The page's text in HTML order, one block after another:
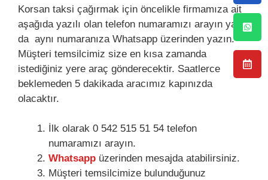
Korsan taksi çağırmak için öncelikle firmamıza ait
aşağıda yazılı olan telefon numaramızı arayın ya
da aynı numaranıza Whatsapp üzerinden yazın.
Müşteri temsilcimiz size en kısa zamanda
istediğiniz yere araç gönderecektir. Saatlerce
beklemeden 5 dakikada aracımız kapınızda
olacaktır.
İlk olarak 0 542 515 51 54 telefon
numaramızı arayın.
Whatsapp üzerinden mesajda atabilirsiniz.
Müşteri temsilcimize bulunduğunuz